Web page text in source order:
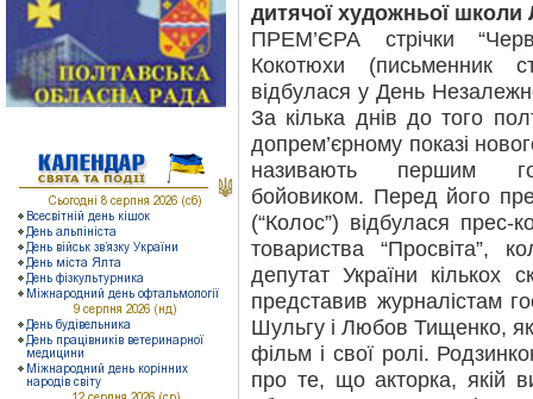
дитячої художньої школи
ПРЕМ’ЄРА стрічки
Кокотюхи (письменник
відбулася у День
За кілька днів до того
допрем’єрному показі
називають першим
бойовиком. Перед його
(“Колос”) відбулася прес-
товариства “Просвіта”,
депутат України кількох
представив журналістам
Шульгу і Любов Тищенко,
фільм і свої ролі.
про те, що акторка, якій